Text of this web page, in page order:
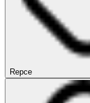
Repce